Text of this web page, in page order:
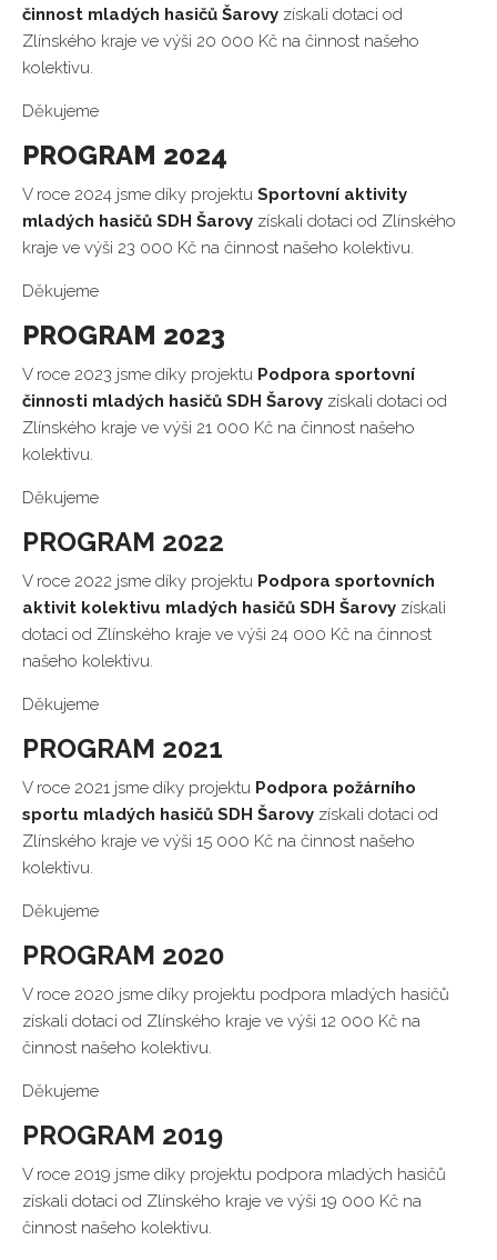
činnost mladých hasičů Šarovy získali dotaci od
Zlínského kraje ve výši 20 000 Kč na činnost našeho
kolektivu.
Děkujeme
PROGRAM 2024
V roce 2024 jsme díky projektu Sportovní aktivity
mladých hasičů SDH Šarovy získali dotaci od Zlínského
kraje ve výši 23 000 Kč na činnost našeho kolektivu.
Děkujeme
PROGRAM 2023
V roce 2023 jsme díky projektu Podpora sportovní
činnosti mladých hasičů SDH Šarovy získali dotaci od
Zlínského kraje ve výši 21 000 Kč na činnost našeho
kolektivu.
Děkujeme
PROGRAM 2022
V roce 2022 jsme díky projektu Podpora sportovních
aktivit kolektivu mladých hasičů SDH Šarovy získali
dotaci od Zlínského kraje ve výši 24 000 Kč na činnost
našeho kolektivu.
Děkujeme
PROGRAM 2021
V roce 2021 jsme díky projektu Podpora požárního
sportu mladých hasičů SDH Šarovy získali dotaci od
Zlínského kraje ve výši 15 000 Kč na činnost našeho
kolektivu.
Děkujeme
PROGRAM 2020
V roce 2020 jsme díky projektu podpora mladých hasičů
získali dotaci od Zlínského kraje ve výši 12 000 Kč na
činnost našeho kolektivu.
Děkujeme
PROGRAM 2019
V roce 2019 jsme díky projektu podpora mladých hasičů
získali dotaci od Zlínského kraje ve výši 19 000 Kč na
činnost našeho kolektivu.